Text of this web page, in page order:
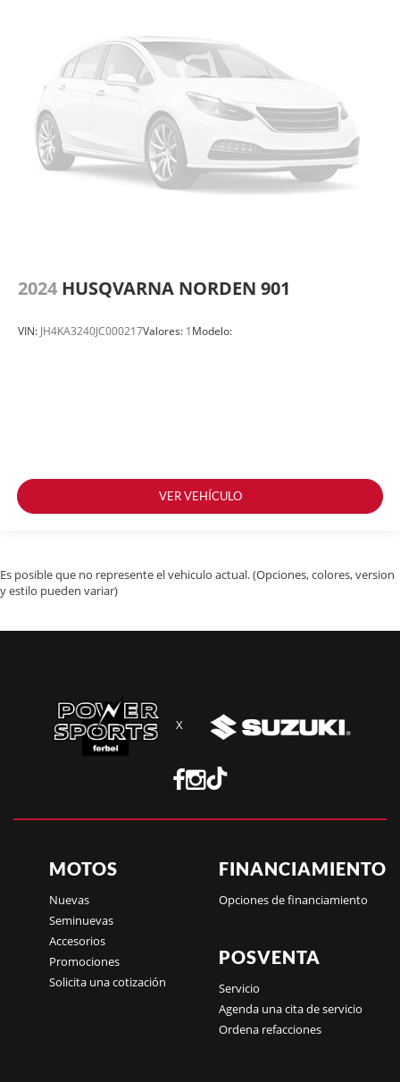
2024 HUSQVARNA NORDEN 901
VIN: JH4KA3240JC000217Valores: 1Modelo:
VER VEHÍCULO
Es posible que no represente el vehiculo actual. (Opciones, colores, version
y estilo pueden variar)
X
MOTOS
Nuevas
Seminuevas
Accesorios
Promociones
Solicita una cotización
FINANCIAMIENTO
Opciones de financiamiento
POSVENTA
Servicio
Agenda una cita de servicio
Ordena refacciones